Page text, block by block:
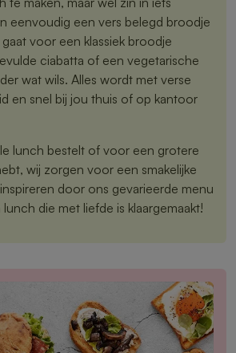
eenvoudig een vers belegd broodje
voor een klassiek broodje
ciabatta of een vegetarische
wat wils. Alles wordt met verse
en snel bij jou thuis of op kantoor
lunch bestelt of voor een grotere
wij zorgen voor een smakelijke
door ons gevarieerde menu
die met liefde is klaargemaakt!